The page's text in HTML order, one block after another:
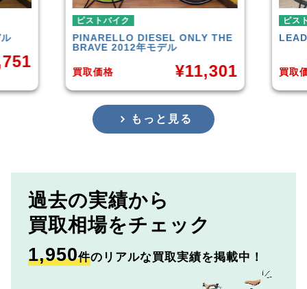
ピストバイク
LEADER721TR 2023年モデル
買取価格
¥42,000
ピス
FUJI
買取
もっと見る
過去の実績から
買取相場をチェック
1,950件のリアルな買取実績を掲載中！